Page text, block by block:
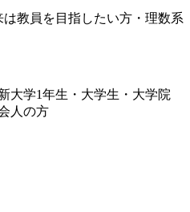
教員を目指したい方・理数系
大学1年生・大学生・大学院
人の方